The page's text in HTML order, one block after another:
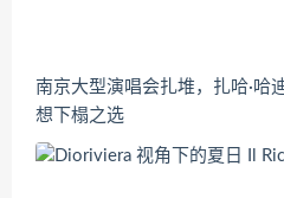
南京大型演唱会扎堆，扎哈·哈
想下榻之选